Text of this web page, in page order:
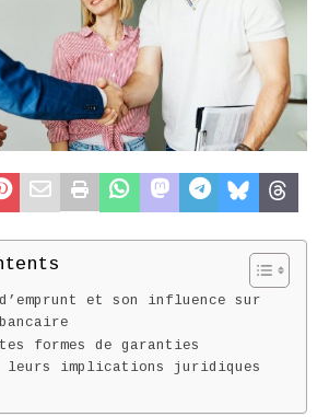
et son influence sur
formes de garanties
leurs implications juridiques